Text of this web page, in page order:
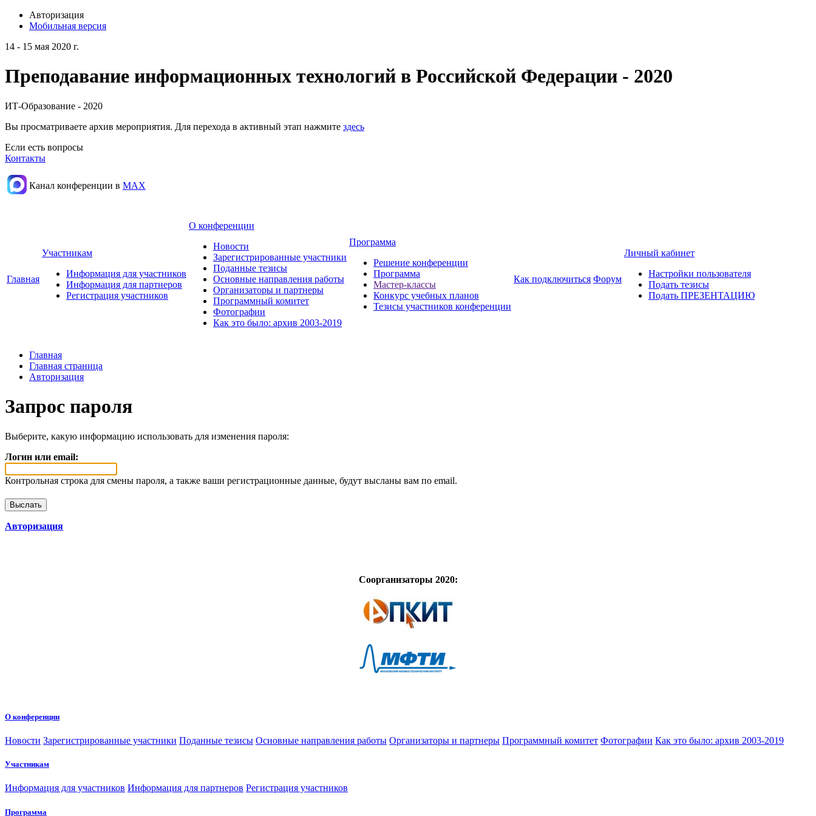
Авторизация
Мобильная версия
14 - 15 мая 2020 г.
Преподавание информационных технологий в Российской Федерации - 2020
ИТ-Образование - 2020
Вы просматриваете архив мероприятия. Для перехода в активный этап нажмите здесь
Если есть вопросы
Контакты
Канал конференции в МАХ
Главная
Участникам
Информация для участников
Информация для партнеров
Регистрация участников
О конференции
Новости
Зарегистрированные участники
Поданные тезисы
Основные направления работы
Организаторы и партнеры
Программный комитет
Фотографии
Как это было: архив 2003-2019
Программа
Решение конференции
Программа
Мастер-классы
Конкурс учебных планов
Тезисы участников конференции
Как подключиться Форум
Личный кабинет
Настройки пользователя
Подать тезисы
Подать ПРЕЗЕНТАЦИЮ
Главная
Главная страница
Авторизация
Запрос пароля
Выберите, какую информацию использовать для изменения пароля:
Логин или email:
Контрольная строка для смены пароля, а также ваши регистрационные данные, будут высланы вам по email.
Авторизация
Соорганизаторы 2020:
О конференции
Новости Зарегистрированные участники Поданные тезисы Основные направления работы Организаторы и партнеры Программный комитет Фотографии Как это было: архив 2003-2019
Участникам
Информация для участников Информация для партнеров Регистрация участников
Программа